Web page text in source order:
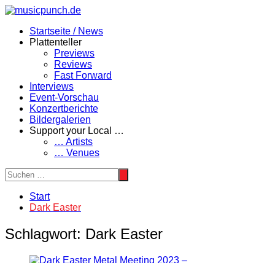
Zum
springenStartseite / News
Plattenteller
Previews
Reviews
Fast Forward
Interviews
Event-Vorschau
Konzertberichte
Bildergalerien
Support your Local …
… Artists
… Venues
Start
Dark Easter
Schlagwort: Dark Easter